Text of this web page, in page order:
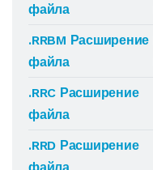
файла
.RRBM Расширение
файла
.RRC Расширение
файла
.RRD Расширение